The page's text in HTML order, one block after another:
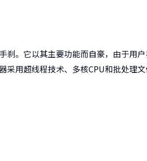
刹。它以其主要功能而自豪，由于用
采用超线程技术、多核CPU和批处理